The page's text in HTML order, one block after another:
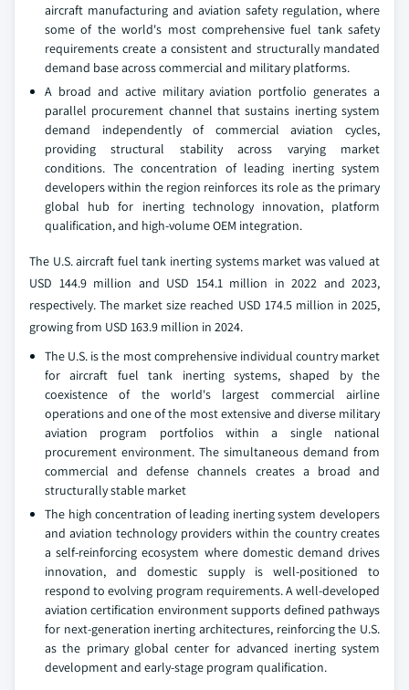
aircraft manufacturing and aviation safety regulation, where
some of the world's most comprehensive fuel tank safety
requirements create a consistent and structurally mandated
demand base across commercial and military platforms.
A broad and active military aviation portfolio generates a
parallel procurement channel that sustains inerting system
demand independently of commercial aviation cycles,
providing structural stability across varying market
conditions. The concentration of leading inerting system
developers within the region reinforces its role as the primary
global hub for inerting technology innovation, platform
qualification, and high-volume OEM integration.
The U.S. aircraft fuel tank inerting systems market was valued at
USD 144.9 million and USD 154.1 million in 2022 and 2023,
respectively. The market size reached USD 174.5 million in 2025,
growing from USD 163.9 million in 2024.
The U.S. is the most comprehensive individual country market
for aircraft fuel tank inerting systems, shaped by the
coexistence of the world's largest commercial airline
operations and one of the most extensive and diverse military
aviation program portfolios within a single national
procurement environment. The simultaneous demand from
commercial and defense channels creates a broad and
structurally stable market
The high concentration of leading inerting system developers
and aviation technology providers within the country creates
a self-reinforcing ecosystem where domestic demand drives
innovation, and domestic supply is well-positioned to
respond to evolving program requirements. A well-developed
aviation certification environment supports defined pathways
for next-generation inerting architectures, reinforcing the U.S.
as the primary global center for advanced inerting system
development and early-stage program qualification.